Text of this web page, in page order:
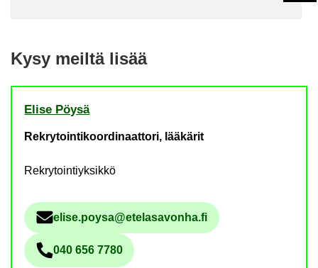
Kysy meil­tä lisää
Elise Pöysä
Rekrytointikoordinaattori, lääkärit
Rekrytointiyksikkö
Säh­kö­pos­tio­soi­te
elise.poysa@ete­la­sa­von­ha.fi
Pu­he­lin­nu­me­ro
040 656 7780